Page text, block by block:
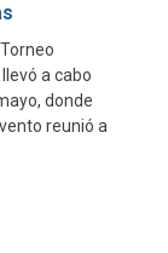
a cabo
donde
reunió a